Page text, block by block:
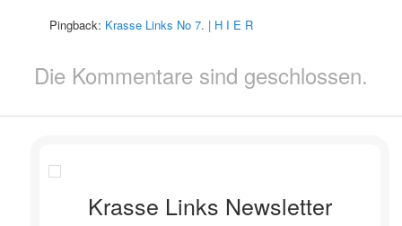
Pingback: Krasse Links No 7. | H I E R
Die Kommentare sind geschlossen.
Krasse Links Newsletter